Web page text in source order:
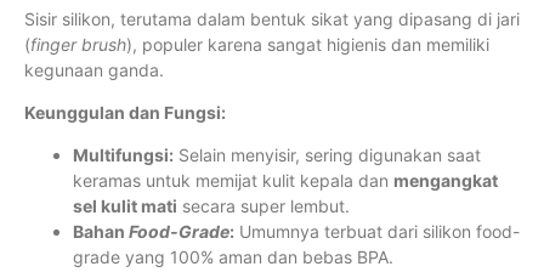
Sisir silikon, terutama dalam bentuk sikat yang dipasang di jari
(finger brush), populer karena sangat higienis dan memiliki
kegunaan ganda.
Keunggulan dan Fungsi:
Multifungsi: Selain menyisir, sering digunakan saat
keramas untuk memijat kulit kepala dan mengangkat
sel kulit mati secara super lembut.
Bahan Food-Grade: Umumnya terbuat dari silikon food-
grade yang 100% aman dan bebas BPA.